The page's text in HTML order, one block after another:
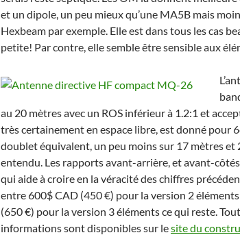
et un dipole, un peu mieux qu’une MA5B mais
Hexbeam par exemple. Elle est dans tous les cas
petite! Par contre, elle semble être sensible aux
au 20 mètres avec un ROS inférieur à 1.2:1 et
très certainement en espace libre, est donné pour
doublet équivalent, un peu moins sur 17 mètres et
entendu. Les rapports avant-arrière, et avant-
qui aide à croire en la véracité des chiffres
entre 600$ CAD (450 €) pour la version 2
(650 €) pour la version 3 éléments ce qui reste.
informations sont disponibles sur lesite du